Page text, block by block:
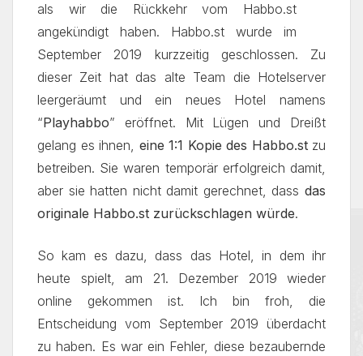
als wir die Rückkehr vom Habbo.st
angekündigt haben. Habbo.st wurde im
September 2019 kurzzeitig geschlossen. Zu
dieser Zeit hat das alte Team die Hotelserver
leergeräumt und ein neues Hotel namens
“Playhabbo” eröffnet. Mit Lügen und Dreißt
gelang es ihnen, eine 1:1 Kopie des Habbo.stzu
betreiben. Sie waren temporär erfolgreich damit,
aber sie hatten nicht damit gerechnet, dass das
originale Habbo.st zurückschlagen würde.
So kam es dazu, dass das Hotel, in dem ihr
heute spielt, am 21. Dezember 2019 wieder
online gekommen ist. Ich bin froh, die
Entscheidung vom September 2019 überdacht
zu haben. Es war ein Fehler, diese bezaubernde